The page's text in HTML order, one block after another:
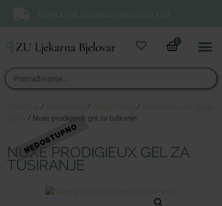
0
/ / /
/ Nuxe prodigieux gel za tuširanje
NUXE PRODIGIEUX GEL ZA
TUŠIRANJE